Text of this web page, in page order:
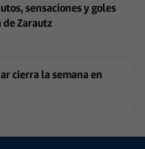
sensaciones y goles
de Zarautz
cierra la semana en